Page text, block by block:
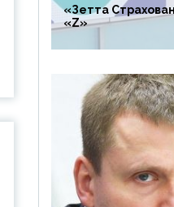
«Зетта
«Z»